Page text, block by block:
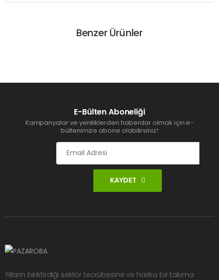
Benzer Ürünler
E-Bülten Aboneliği
Kampanyalar ve yeniliklerden haberdar olmak için e-
bültenimize abone olabilirsiniz!
KAYDET
Yılların biriktirdiği sektör tecrübesine ve harika bir takıma